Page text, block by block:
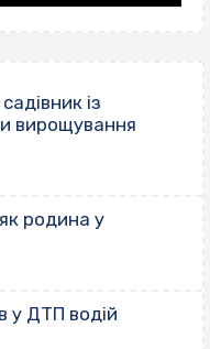
із
вирощування
родина у
у ДТП водій